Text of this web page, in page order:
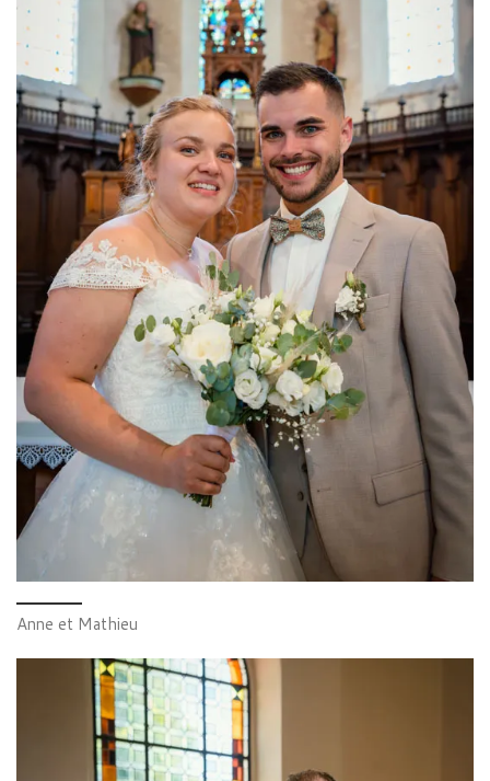
Anne et Mathieu